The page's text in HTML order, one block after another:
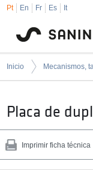
Pt En Fr Es It
Inicio
Placa de
Imprimir ficha técnica